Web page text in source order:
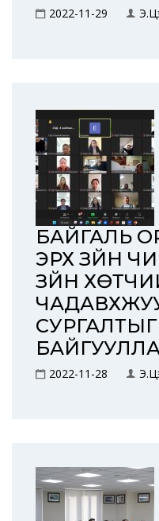
2022-11-29
БАЙГАЛЬ
ЭРХ ЗҮЙН
ЗҮЙН
2022-11-28